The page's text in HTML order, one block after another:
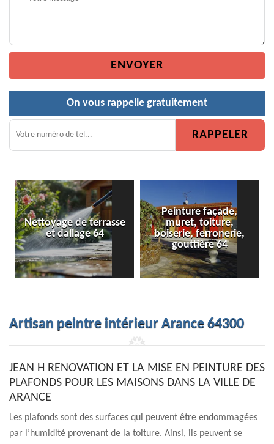
On vous rappelle gratuitement
de terrasse
dallage 64
Peinture façade,
muret, toiture,
boiserie, ferronerie,
gouttière 64
Peinture
Artisan peintre intérieur Arance 64300
JEAN H RENOVATION ET LA MISE EN PEINTURE DES
PLAFONDS POUR LES MAISONS DANS LA VILLE DE
ARANCE
Les plafonds sont des surfaces qui peuvent être endommagées
par l’humidité provenant de la toiture. Ainsi, ils peuvent se